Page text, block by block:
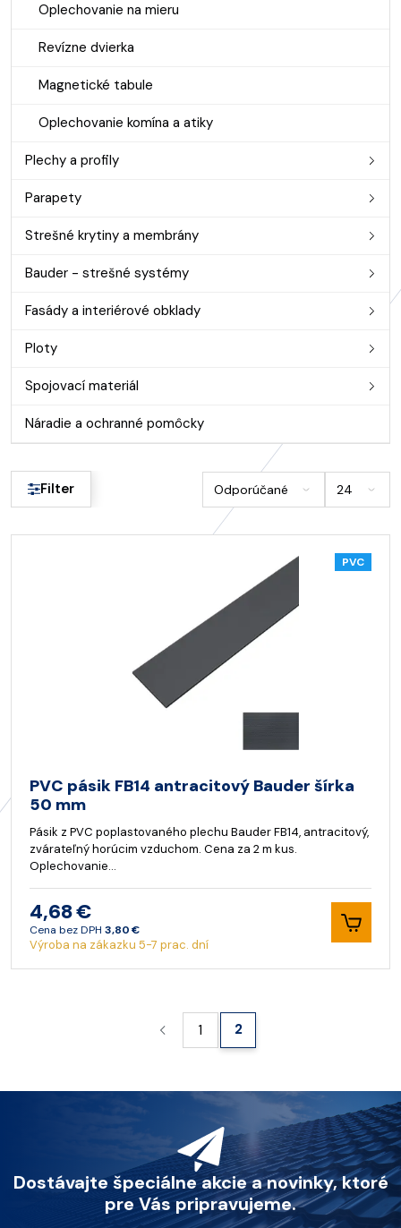
Oplechovanie na mieru
Revízne dvierka
Magnetické tabule
Oplechovanie komína a atiky
Plechy a profily
Parapety
Strešné krytiny a membrány
Bauder - strešné systémy
Fasády a interiérové obklady
Ploty
Spojovací materiál
Náradie a ochranné pomôcky
Filter
PVC
PVC pásik FB14 antracitový Bauder šírka
50 mm
Pásik z PVC poplastovaného plechu Bauder FB14, antracitový,
zvárateľný horúcim vzduchom. Cena za 2 m kus.
Oplechovanie…
4,68 €
Cena bez DPH 3,80 €
Výroba na zákazku 5-7 prac. dní
1 2
Dostávajte špeciálne akcie a novinky, ktoré
pre Vás pripravujeme.